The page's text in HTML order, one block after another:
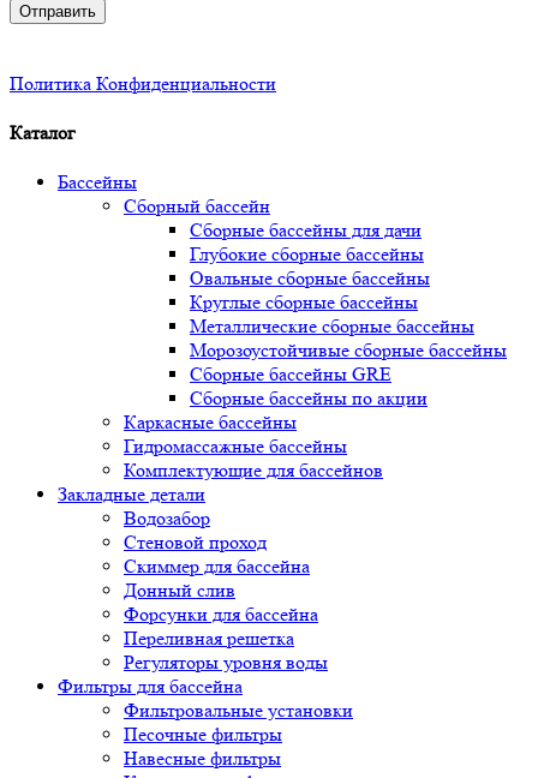
Отправить
Политика Конфиденциальности
Каталог
Бассейны
Сборный бассейн
Сборные бассейны для дачи
Глубокие сборные бассейны
Овальные сборные бассейны
Круглые сборные бассейны
Металлические сборные бассейны
Морозоустойчивые сборные бассейны
Сборные бассейны GRE
Сборные бассейны по акции
Каркасные бассейны
Гидромассажные бассейны
Комплектующие для бассейнов
Закладные детали
Водозабор
Стеновой проход
Скиммер для бассейна
Донный слив
Форсунки для бассейна
Переливная решетка
Регуляторы уровня воды
Фильтры для бассейна
Фильтровальные установки
Песочные фильтры
Навесные фильтры